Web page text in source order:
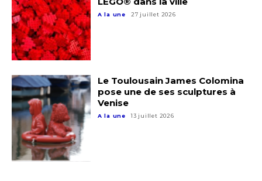
A la une 27 juillet 2026
pose une de ses sculptures à
Venise
A la une